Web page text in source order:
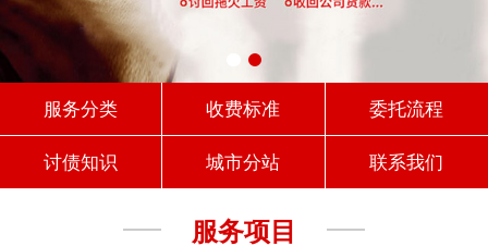
服务分类 收费标准 委托流程
讨债知识 城市分站 联系我们
服务项目